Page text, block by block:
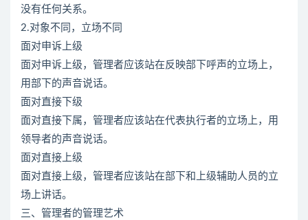
没有任何关系。
2.对象不同，立场不同
面对申诉上级
面对申诉上级，管理者应该站在反映部下呼声的立场上，
用部下的声音说话。
面对直接下级
面对直接下属，管理者应该站在代表执行者的立场上，用
领导者的声音说话。
面对直接上级
面对直接上级，管理者应该站在部下和上级辅助人员的立
场上讲话。
三、管理者的管理艺术